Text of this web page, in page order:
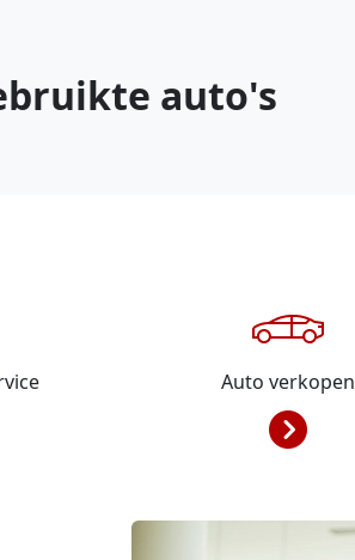
auto's
Auto verkopen